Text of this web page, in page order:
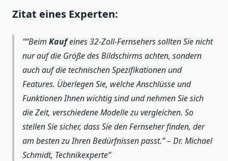
Zitat eines Experten:
“Beim Kaufeines 32-Zoll-Fernsehers sollten Sie nicht
nur auf die Größe des Bildschirms achten, sondern
auch auf die technischen Spezifikationen und
Features. Überlegen Sie, welche Anschlüsse und
Funktionen Ihnen wichtig sind und nehmen Sie sich
die Zeit, verschiedene Modelle zu vergleichen. So
stellen Sie sicher, dass Sie den Fernseher finden, der
am besten zu Ihren Bedürfnissen passt.” – Dr. Michael
Schmidt, Technikexperte